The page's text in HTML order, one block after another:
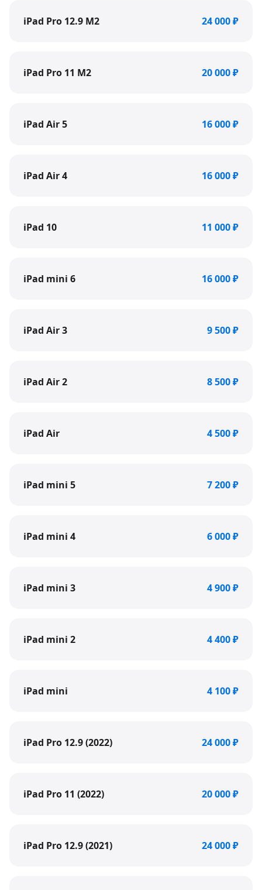
iPad Pro 12.9 M2 24 000 ₽
iPad Pro 11 M2 20 000 ₽
iPad Air 5 16 000 ₽
iPad Air 4 16 000 ₽
iPad 10 11 000 ₽
iPad mini 6 16 000 ₽
iPad Air 3 9 500 ₽
iPad Air 2 8 500 ₽
iPad Air 4 500 ₽
iPad mini 5 7 200 ₽
iPad mini 4 6 000 ₽
iPad mini 3 4 900 ₽
iPad mini 2 4 400 ₽
iPad mini 4 100 ₽
iPad Pro 12.9 (2022) 24 000 ₽
iPad Pro 11 (2022) 20 000 ₽
iPad Pro 12.9 (2021) 24 000 ₽